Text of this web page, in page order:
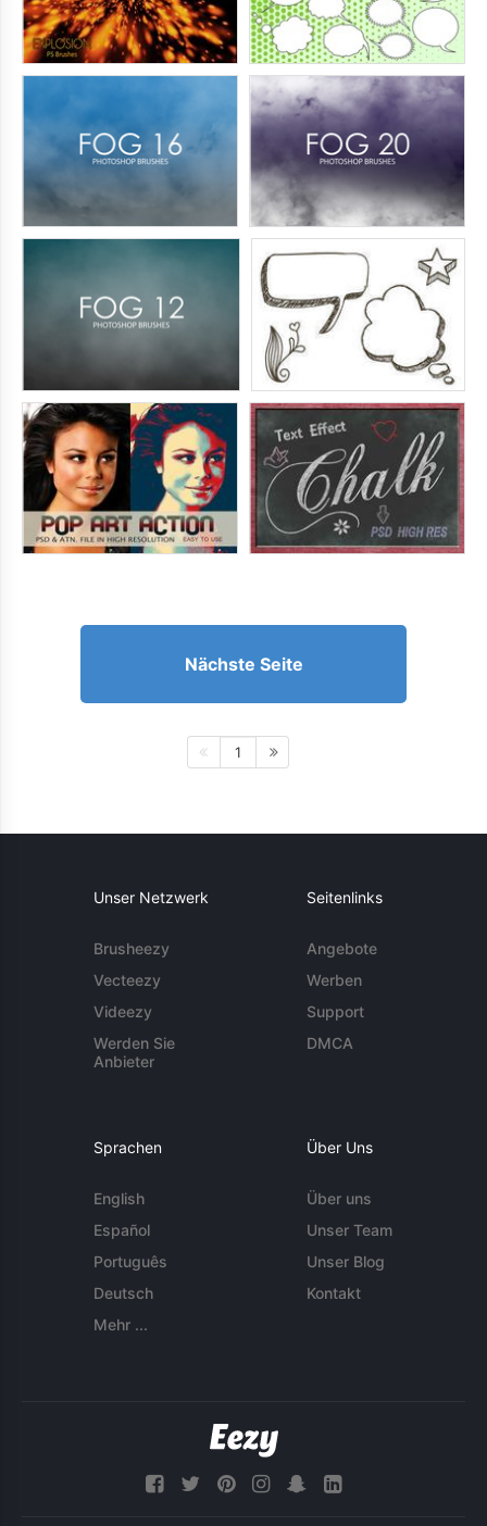
Nächste Seite
1
Unser Netzwerk
Brusheezy
Vecteezy
Videezy
Werden Sie
Anbieter
Seitenlinks
Angebote
Werben
Support
DMCA
Sprachen
English
Español
Português
Deutsch
Mehr ...
Über Uns
Über uns
Unser Team
Unser Blog
Kontakt